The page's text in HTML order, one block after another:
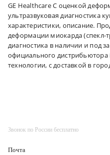
GE Healthcare С оценкой
ультразвуковая диагностика
характеристики, описание.
деформации миокарда (спекл-
диагностика в наличии и под
официального
технологии, с доставкой в
Звонок по России бесплатно
Почта